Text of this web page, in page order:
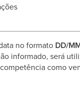
no formato DD/
informado, será
como